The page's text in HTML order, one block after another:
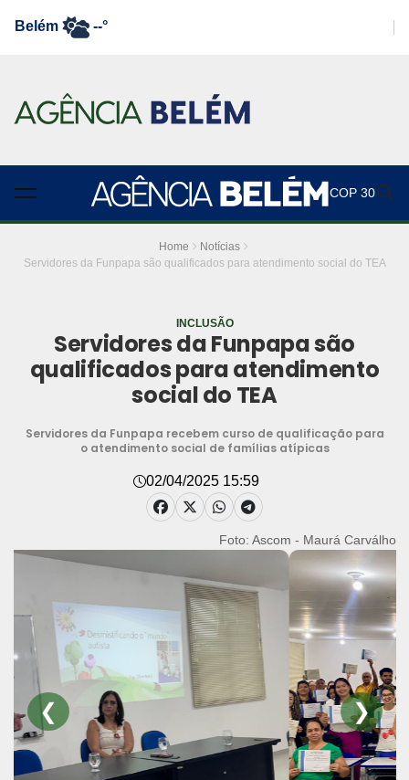
Belém --°
COP 30
Home
Notícias
Servidores da Funpapa são qualificados para atendimento social do TEA
INCLUSÃO
Servidores da Funpapa são
qualificados para atendimento
social do TEA
Servidores da Funpapa recebem curso de qualificação para
o atendimento social de famílias atípicas
02/04/2025 15:59
Foto: Ascom - Maurá Carválho
❮ ❯